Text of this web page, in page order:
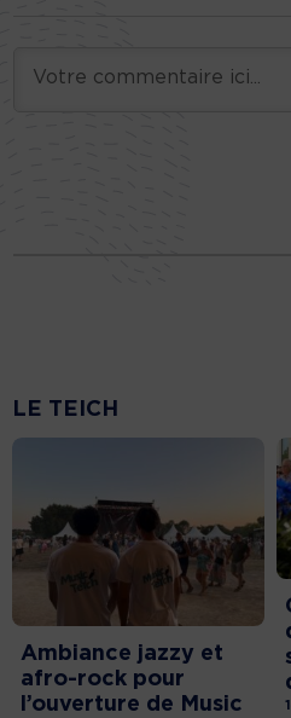
LE TEICH
Ambiance jazzy et
afro-rock pour
l’ouverture de Music